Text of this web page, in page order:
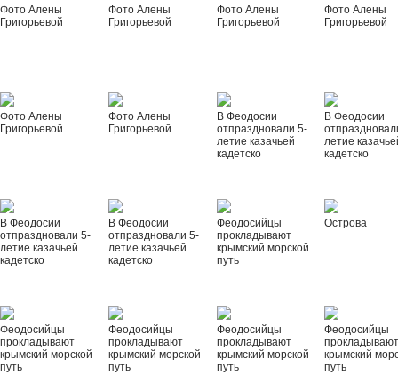
Фото Алены
Григорьевой
Фото Алены
Григорьевой
Фото Алены
Григорьевой
Фото Алены
Григорьевой
Фото Алены
Григорьевой
Фото Алены
Григорьевой
В Феодосии
отпраздновали 5-
летие казачьей
кадетско
В Феодосии
летие
кадетско
В Феодосии
отпраздновали 5-
летие казачьей
кадетско
В Феодосии
отпраздновали 5-
летие казачьей
кадетско
Феодосийцы
прокладывают
крымский морской
путь
Острова
Феодосийцы
прокладывают
крымский морской
путь
Феодосийцы
прокладывают
крымский морской
путь
Феодосийцы
прокладывают
крымский морской
путь
Феодосийцы
крымский
путь